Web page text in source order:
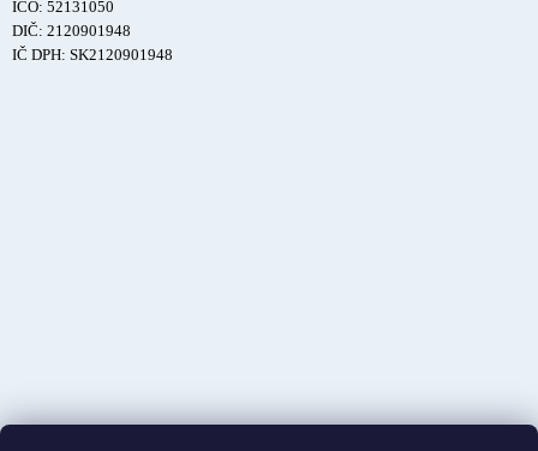
IČO: 52131050
DIČ: 2120901948
IČ DPH: SK2120901948